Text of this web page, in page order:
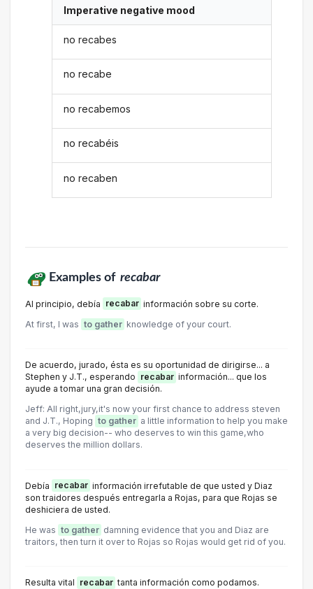
Imperative negative mood
no recabes
no recabe
no recabemos
no recabéis
no recaben
Examples of recabar
Al principio, debía recabar información sobre su corte.
At first, I was to gather knowledge of your court.
De acuerdo, jurado, ésta es su oportunidad de dirigirse... a
Stephen y J.T., esperando recabar información... que los
ayude a tomar una gran decisión.
Jeff: All right,jury,it's now your first chance to address steven
and J.T., Hoping to gather a little information to help you make
a very big decision-- who deserves to win this game,who
deserves the million dollars.
Debía recabar información irrefutable de que usted y Diaz
son traidores después entregarla a Rojas, para que Rojas se
deshiciera de usted.
He was to gather damning evidence that you and Diaz are
traitors, then turn it over to Rojas so Rojas would get rid of you.
Resulta vital recabar tanta información como podamos.